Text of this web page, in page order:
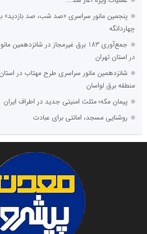
پنجمین مانور سراسری «صد شب، صد بازدید»
چهاردانگه
جمع‌آوری 183 برق غیرمجاز در
در استان تهران
شانزدهمین مانور سراسری طرح مهتاب در استان
منطقه برق لواسان
پیمان مکه؛ مثلث امنیتی جدید در اطراف ایران
روشنایی مسجد، امانتی برای عبادت